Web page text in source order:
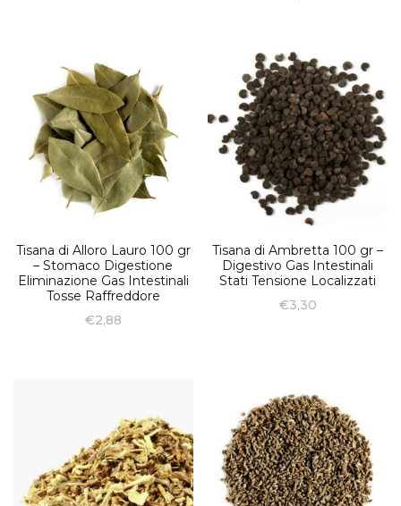
Tisana di Alloro Lauro 100 gr
– Stomaco Digestione
Eliminazione Gas Intestinali
Tosse Raffreddore
€2,88
Tisana di Ambretta 100 gr –
Digestivo Gas Intestinali
Stati Tensione Localizzati
€3,30